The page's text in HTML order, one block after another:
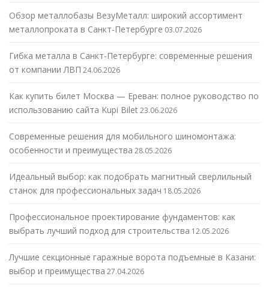
Обзор металлобазы ВезуМеталл: широкий ассортимент
металлопроката в Санкт-Петербурге 03.07.2026
Гибка металла в Санкт-Петербурге: современные решения
от компании ЛВП 24.06.2026
Как купить билет Москва — Ереван: полное руководство по
использованию сайта Kupi Bilet23.06.2026
Современные решения для мобильного шиномонтажа:
особенности и преимущества 28.05.2026
Идеальный выбор: как подобрать магнитный сверлильный
станок для профессиональных задач 18.05.2026
Профессиональное проектирование фундаментов: как
выбрать лучший подход для строительства 12.05.2026
Лучшие секционные гаражные ворота подъемные в Казани:
выбор и преимущества 27.04.2026